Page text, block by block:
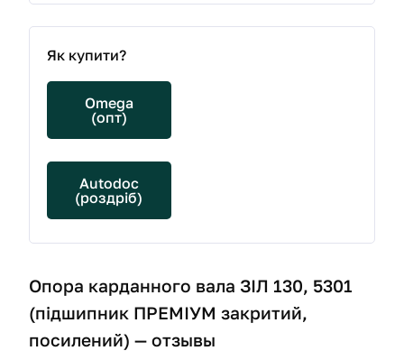
Як купити?
Omega
(опт)
Autodoc
(роздріб)
Опора карданного вала ЗІЛ 130, 5301
(підшипник ПРЕМІУМ закритий,
посилений) — отзывы